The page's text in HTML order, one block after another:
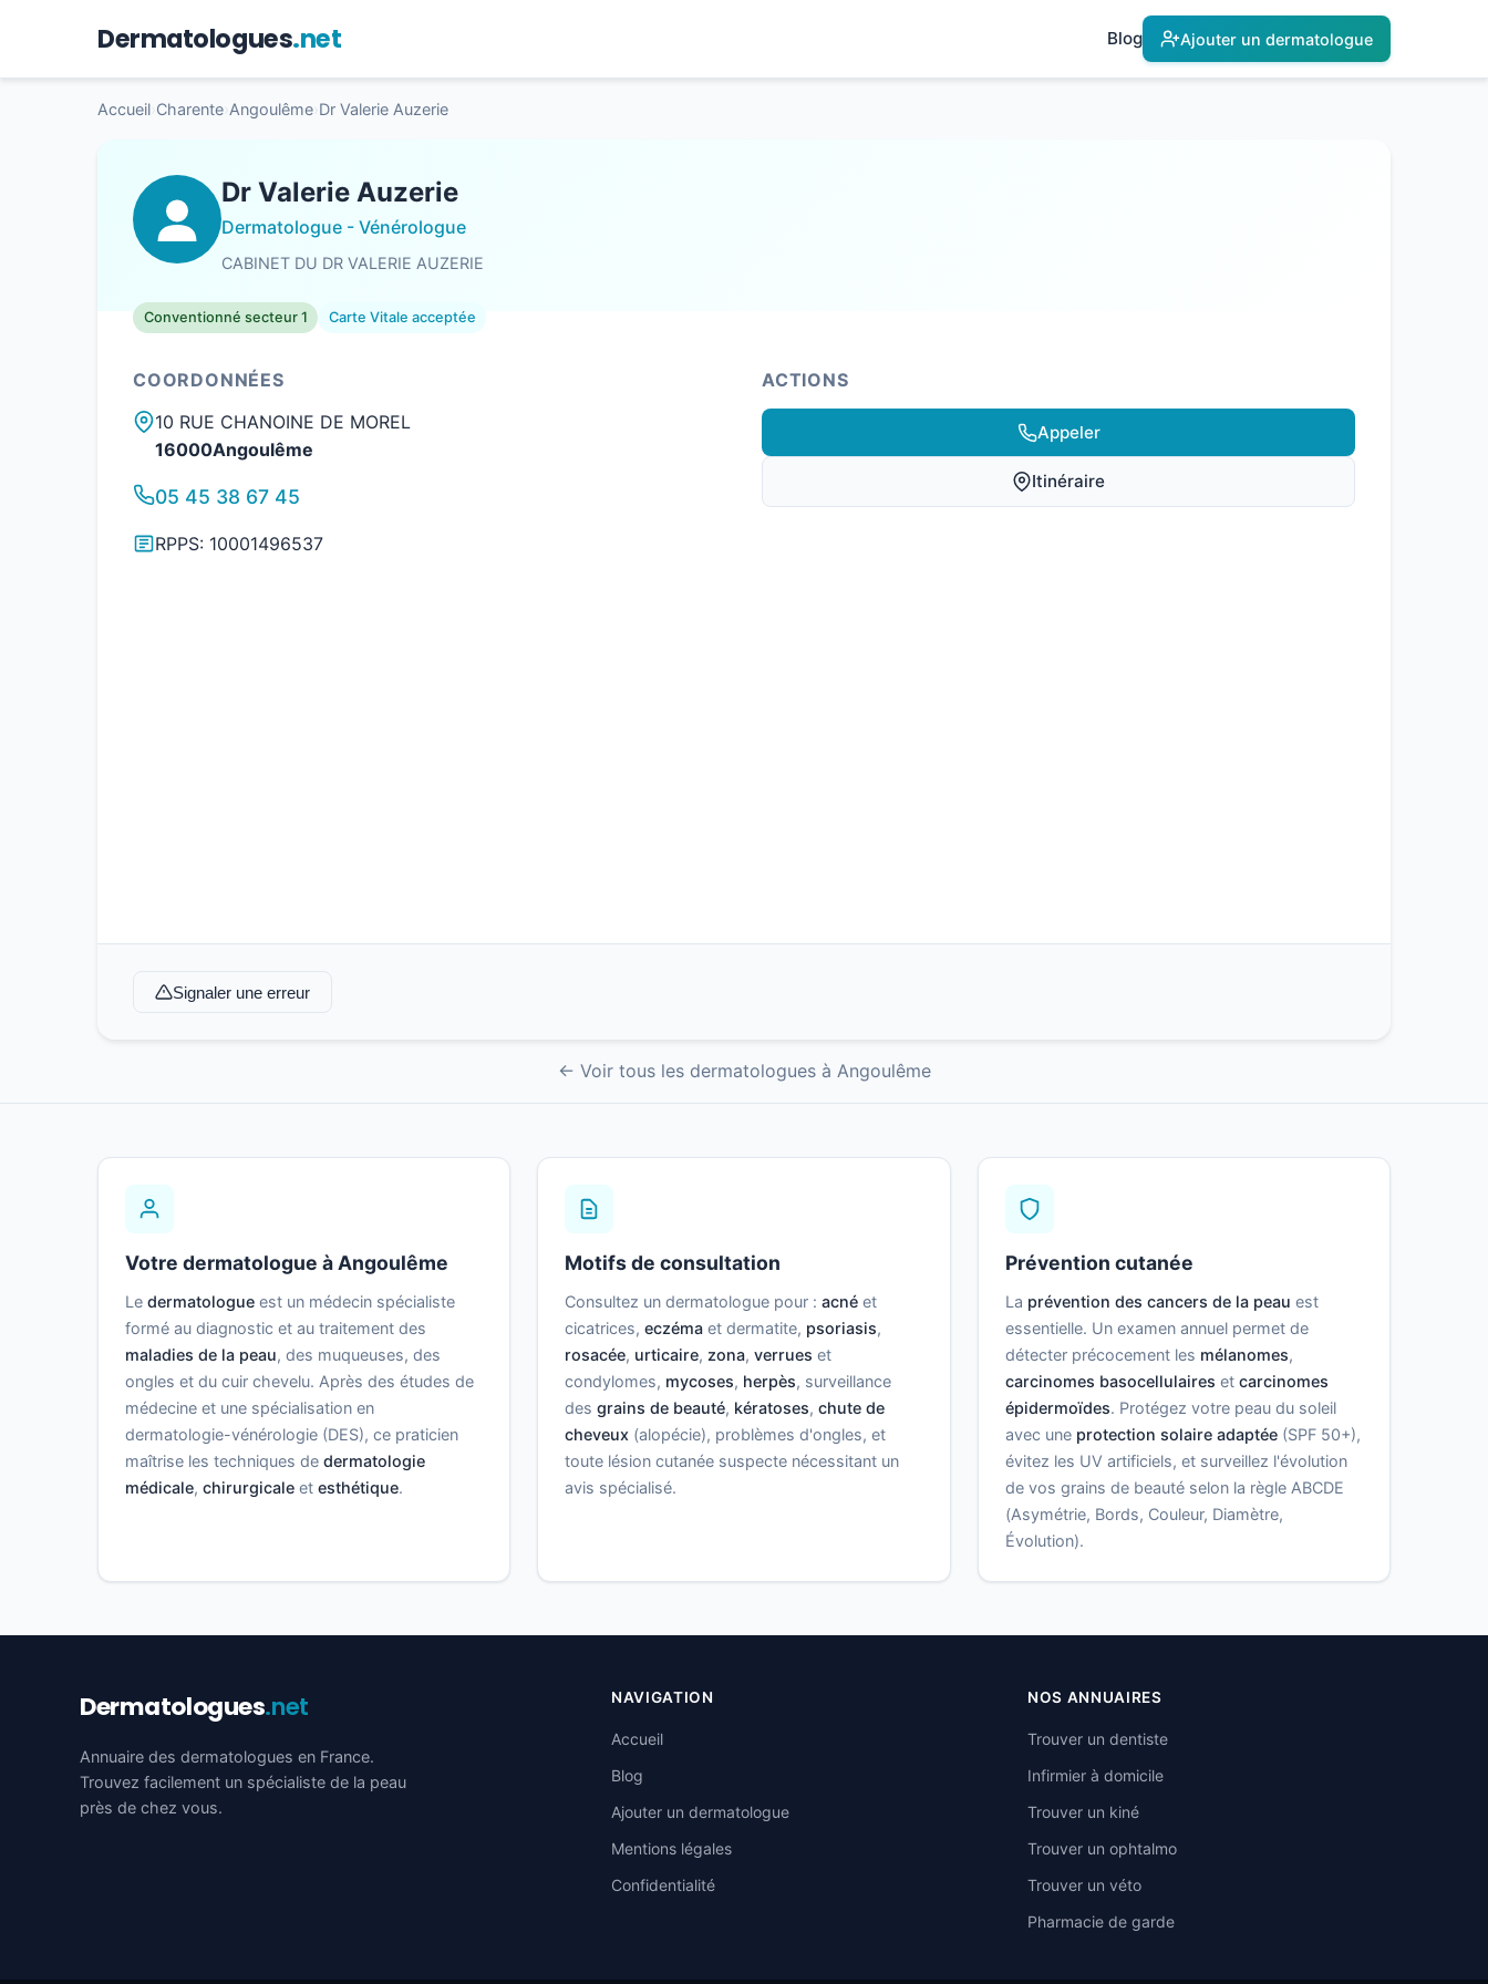
Dermatologues.net Blog Ajouter un dermatologue
Accueil Charente Angoulême Dr Valerie Auzerie
Dr Valerie Auzerie
Dermatologue - Vénérologue
CABINET DU DR VALERIE AUZERIE
Conventionné secteur 1 Carte Vitale acceptée
COORDONNÉES
10 RUE CHANOINE DE MOREL
16000Angoulême
05 45 38 67 45
RPPS: 10001496537
ACTIONS
Appeler
Itinéraire
Signaler une erreur
← Voir tous les dermatologues à Angoulême
Votre dermatologue à Angoulême
Le dermatologue est un médecin spécialiste
formé au diagnostic et au traitement des
maladies de la peau, des muqueuses, des
ongles et du cuir chevelu. Après des études de
médecine et une spécialisation en
dermatologie-vénérologie (DES), ce praticien
maîtrise les techniques de dermatologie
médicale, chirurgicale et esthétique.
Motifs de consultation
Consultez un dermatologue pour :acné et
cicatrices,eczéma et dermatite, psoriasis,
rosacée, urticaire, zona,verrues et
condylomes, mycoses, herpès, surveillance
desgrains de beauté, kératoses,chute de
cheveux (alopécie), problèmes d'ongles, et
toute lésion cutanée suspecte nécessitant un
avis spécialisé.
Prévention cutanée
La prévention des cancers de la peau est
essentielle. Un examen annuel permet de
détecter précocement les mélanomes,
carcinomes basocellulaires et carcinomes
épidermoïdes. Protégez votre peau du soleil
avec une protection solaire adaptée(SPF 50+),
évitez les UV artificiels, et surveillez l'évolution
de vos grains de beauté selon la règle ABCDE
(Asymétrie, Bords, Couleur, Diamètre,
Évolution).
Dermatologues.net
Annuaire des dermatologues en France.
Trouvez facilement un spécialiste de la peau
près de chez vous.
NAVIGATION
Accueil
Blog
Ajouter un dermatologue
Mentions légales
Confidentialité
NOS ANNUAIRES
Trouver un dentiste
Infirmier à domicile
Trouver un kiné
Trouver un ophtalmo
Trouver un véto
Pharmacie de garde